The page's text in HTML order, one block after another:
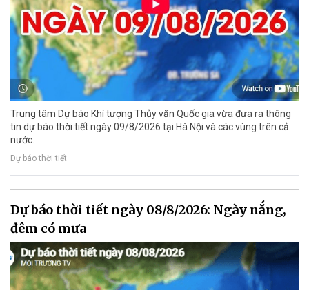
Trung tâm Dự báo Khí tượng Thủy văn Quốc gia vừa đưa ra thông
tin dự báo thời tiết ngày 09/8/2026 tại Hà Nội và các vùng trên cả
nước.
Dự báo thời tiết
Dự báo thời tiết ngày 08/8/2026: Ngày nắng,
đêm có mưa